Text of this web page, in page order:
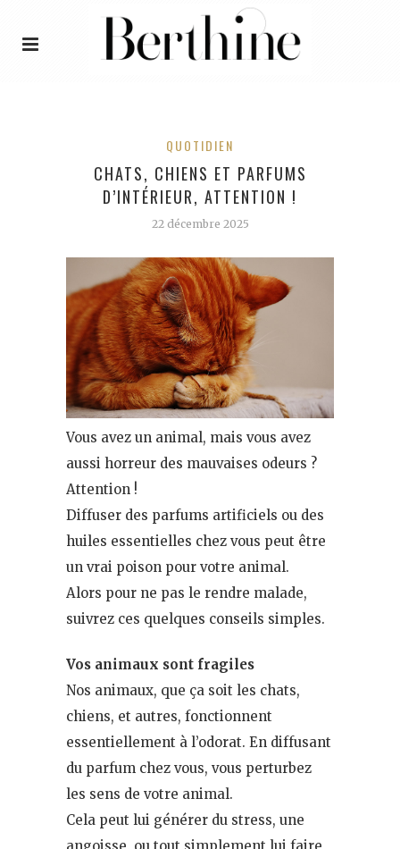
QUOTIDIEN
CHATS, CHIENS ET PARFUMS
D’INTÉRIEUR, ATTENTION !
22 décembre 2025
Vous avez un animal, mais vous avez
aussi horreur des mauvaises odeurs ?
Attention !
Diffuser des parfums artificiels ou des
huiles essentielles chez vous peut être
un vrai poison pour votre animal.
Alors pour ne pas le rendre malade,
suivrez ces quelques conseils simples.
Vos animaux sont fragiles
Nos animaux, que ça soit les chats,
chiens, et autres, fonctionnent
essentiellement à l’odorat. En diffusant
du parfum chez vous, vous perturbez
les sens de votre animal.
Cela peut lui générer du stress, une
angoisse, ou tout simplement lui faire